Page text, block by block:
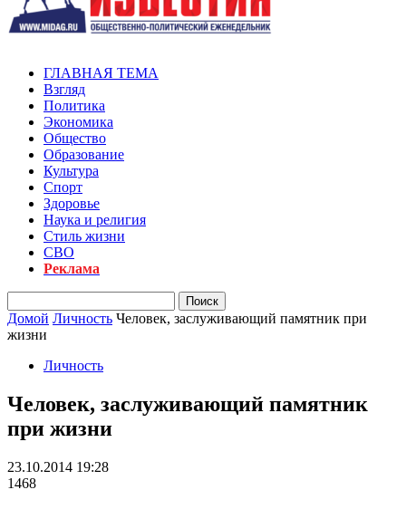
ГЛАВНАЯ ТЕМА
Взгляд
Политика
Экономика
Общество
Образование
Культура
Спорт
Здоровье
Наука и религия
Стиль жизни
СВО
Реклама
Домой Личность Человек, заслуживающий памятник при
жизни
Личность
Человек, заслуживающий памятник
при жизни
23.10.2014 19:28
1468